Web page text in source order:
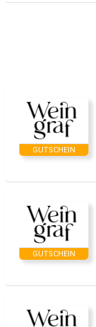
GUTSCHEIN
GUTSCHEIN